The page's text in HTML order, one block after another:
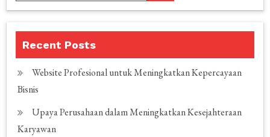
Recent Posts
Website Profesional untuk Meningkatkan Kepercayaan
Bisnis
Upaya Perusahaan dalam Meningkatkan Kesejahteraan
Karyawan